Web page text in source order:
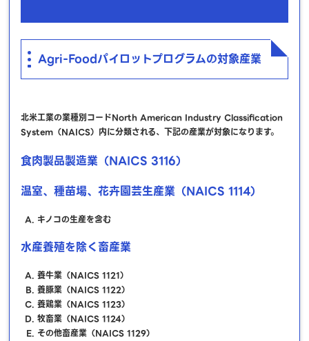
Agri-Foodパイロットプログラムの対象産業
北米工業の業種別コードNorth American Industry Classification
System（NAICS）内に分類される、下記の産業が対象になります。
食肉製品製造業（NAICS 3116）
温室、種苗場、花卉園芸生産業（NAICS 1114）
キノコの生産を含む
水産養殖を除く畜産業
養牛業（NAICS 1121）
養豚業（NAICS 1122）
養鶏業（NAICS 1123）
牧畜業（NAICS 1124）
その他畜産業（NAICS 1129）